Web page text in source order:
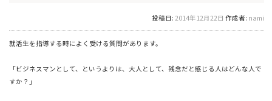
投稿日: 2014年12月22日 作成者: nami
就活生を指導する時によく受ける質問があります。
「ビジネスマンとして、というよりは、大人として、 残念だと感じる人はどんな人で
すか？」